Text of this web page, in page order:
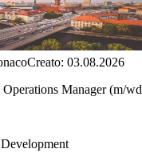
Creato: 03.08.2026
Manager (m/